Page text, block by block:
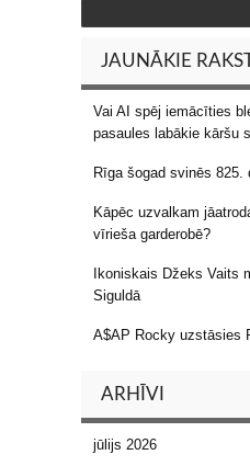
JAUNĀKIE
Vai AI spēj iemācīties
pasaules labākie kāršu
Rīga šogad svinēs 825.
Kāpēc uzvalkam
vīrieša garderobē?
Ikoniskais Džeks Vaits
Siguldā
A$AP Rocky uzstāsies
ARHĪVI
jūlijs 2026